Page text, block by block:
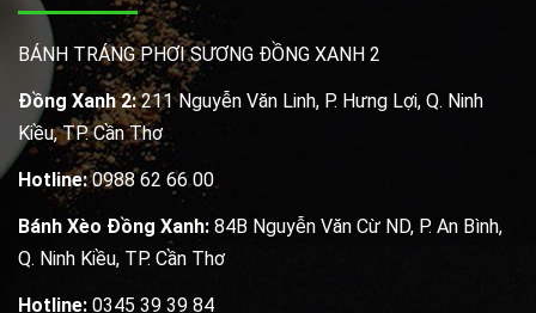
BÁNH TRÁNG PHƠI SƯƠNG ĐỒNG XANH 2
Đồng Xanh 2:211 Nguyễn Văn Linh, P. Hưng Lợi, Q. Ninh
Kiều, TP. Cần Thơ
Hotline:0988 62 66 00
Bánh Xèo Đồng Xanh: 84B Nguyễn Văn Cừ ND, P. An Bình,
Q. Ninh Kiều, TP. Cần Thơ
Hotline: 0345 39 39 84